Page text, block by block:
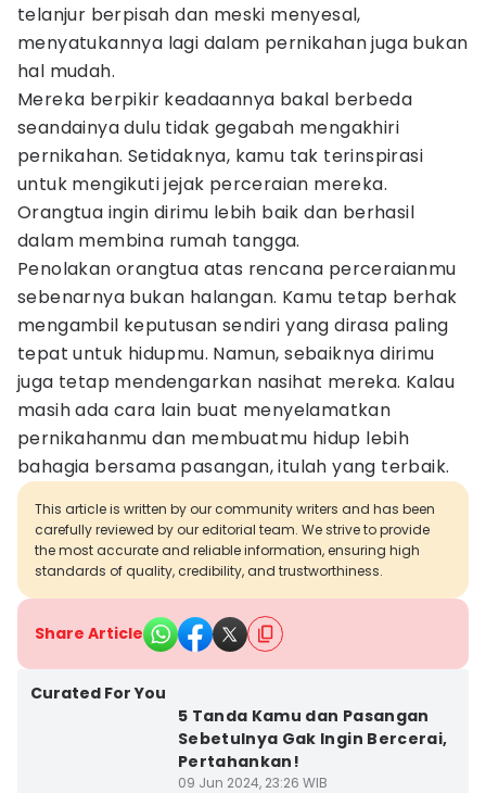
telanjur berpisah dan meski menyesal,
menyatukannya lagi dalam pernikahan juga bukan
hal mudah.
Mereka berpikir keadaannya bakal berbeda
seandainya dulu tidak gegabah mengakhiri
pernikahan. Setidaknya, kamu tak terinspirasi
untuk mengikuti jejak perceraian mereka.
Orangtua ingin dirimu lebih baik dan berhasil
dalam membina rumah tangga.
Penolakan orangtua atas rencana perceraianmu
sebenarnya bukan halangan. Kamu tetap berhak
mengambil keputusan sendiri yang dirasa paling
tepat untuk hidupmu. Namun, sebaiknya dirimu
juga tetap mendengarkan nasihat mereka. Kalau
masih ada cara lain buat menyelamatkan
pernikahanmu dan membuatmu hidup lebih
bahagia bersama pasangan, itulah yang terbaik.
This article is written by our community writers and has been
carefully reviewed by our editorial team. We strive to provide
the most accurate and reliable information, ensuring high
standards of quality, credibility, and trustworthiness.
Share Article
Curated For You
5 Tanda Kamu dan Pasangan
Sebetulnya Gak Ingin Bercerai,
Pertahankan!
09 Jun 2024, 23:26 WIB